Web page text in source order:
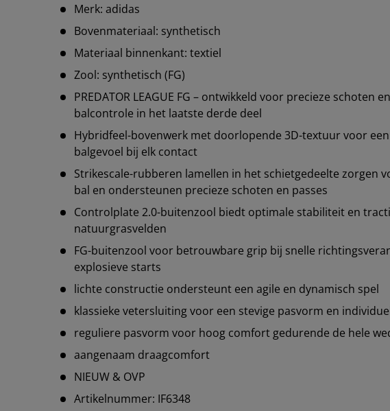
Merk: adidas
Bovenmateriaal: synthetisch
Materiaal binnenkant: textiel
Zool: synthetisch (FG)
PREDATOR LEAGUE FG – ontwikkeld voor precieze schoten
balcontrole in het laatste derde deel
Hybridfeel-bovenwerk met doorlopende 3D-textuur voor
balgevoel bij elk contact
Strikescale-rubberen lamellen in het schietgedeelte zorgen
bal en ondersteunen precieze schoten en passes
Controlplate 2.0-buitenzool biedt optimale stabiliteit en
natuurgrasvelden
FG-buitenzool voor betrouwbare grip bij snelle
explosieve starts
lichte constructie ondersteunt een agile en dynamisch spel
klassieke vetersluiting voor een stevige pasvorm en
reguliere pasvorm voor hoog comfort gedurende de hele
aangenaam draagcomfort
NIEUW & OVP
Artikelnummer: IF6348